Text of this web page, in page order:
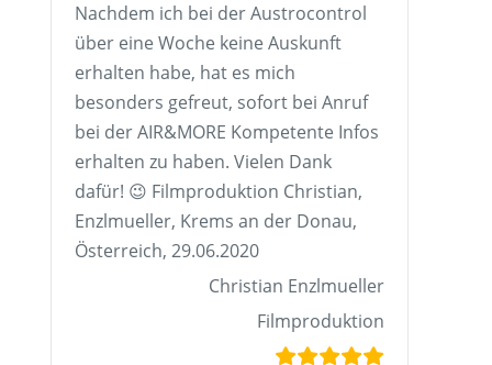
Nachdem ich bei der Austrocontrol
über eine Woche keine Auskunft
erhalten habe, hat es mich
besonders gefreut, sofort bei Anruf
bei der AIR&MORE Kompetente Infos
erhalten zu haben. Vielen Dank
dafür! 😉 Filmproduktion Christian,
Enzlmueller, Krems an der Donau,
Österreich, 29.06.2020
Christian Enzlmueller
Filmproduktion